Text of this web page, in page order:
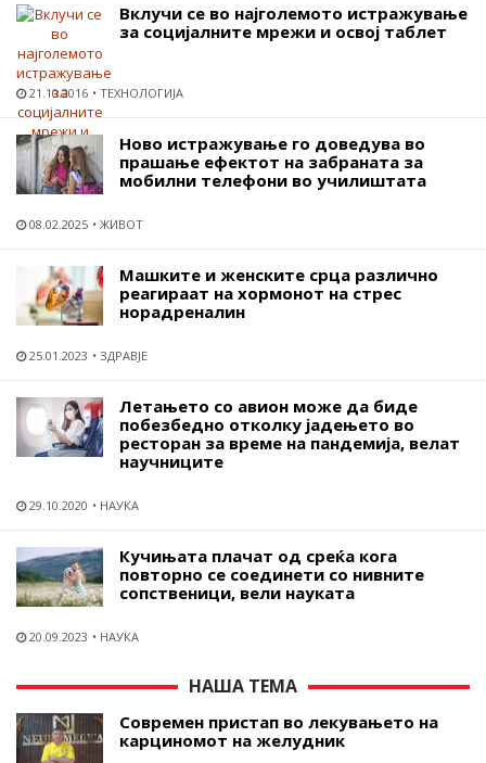
Вклучи се во најголемото истражување
за социјалните мрежи и освој таблет
21.10.2016 ТЕХНОЛОГИЈА
Ново истражување го доведува во
прашање ефектот на забраната за
мобилни телефони во училиштата
08.02.2025 ЖИВОТ
Машките и женските срца различно
реагираат на хормонот на стрес
норадреналин
25.01.2023 ЗДРАВЈЕ
Летањето со авион може да биде
побезбедно отколку јадењето во
ресторан за време на пандемија, велат
научниците
29.10.2020 НАУКА
Кучињата плачат од среќа кога
повторно се соединети со нивните
сопственици, вели науката
20.09.2023 НАУКА
НАША ТЕМА
Современ пристап во лекувањето на
карциномот на желудник